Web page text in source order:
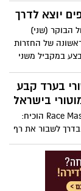
אהל (לי עייש)
הראשונים
עם כוחות
בחיים בפעימה
יוצא לדרך
הבוקר (שני)
ראשונה של החזרות
במקביל משני
נכון לעכשיו
חאן יונס, מחנות
המדויק של
נערכים
לקליטת 20 חטופים חיים ו־26 חללים. שני
ג'ושי –
בערד קבע
בישראל
הסבב השני של ליגת Race Masters הוכיח:
לשבור את רף
המרוץ, הקרבות